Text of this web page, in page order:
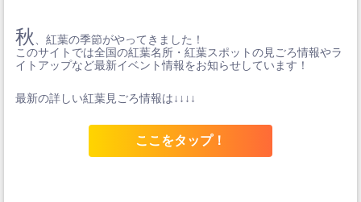
秋
、紅葉の季節がやってきました！
このサイトでは全国の紅葉名所・紅葉スポットの見ごろ情報やラ
イトアップなど最新イベント情報をお知らせしています！
最新の詳しい紅葉見ごろ情報は↓↓↓↓
ここをタップ！